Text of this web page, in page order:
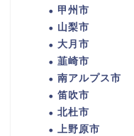
甲州市
山梨市
大月市
韮崎市
南アルプス市
笛吹市
北杜市
上野原市